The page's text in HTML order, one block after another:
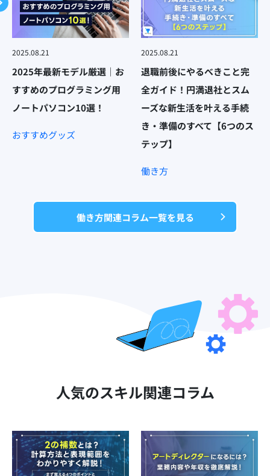
2025.08.21
2025年最新モデル厳選｜お
すすめのプログラミング用
ノートパソコン10選！
おすすめグッズ
2025.08.21
退職前後にやるべきこと完
全ガイド！円満退社とスム
ーズな新生活を叶える手続
き・準備のすべて【6つのス
テップ】
働き方
働き方関連コラム一覧を見る
人気のスキル関連コラム